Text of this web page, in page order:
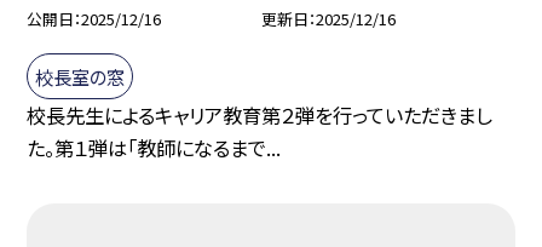
公開日 2025/12/16 更新日 2025/12/16
校長室の窓
校長先生によるキャリア教育第２弾を行っていただきまし
た。第１弾は「教師になるまで...